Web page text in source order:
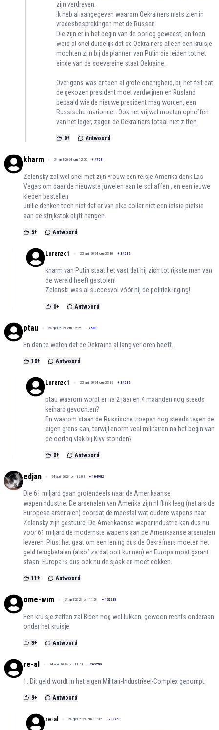
zijn verdreven.
Ik heb al aangegeven waarom Oekrainers niets zien in
vredesbesprekingen met de Russen.
Die zijn er in het begin van de oorlog geweest, en toen
werd al snel duidelijk dat de Oekrainers alleen een kruisje
mochten zijn bij de plannen van Putin die leiden tot het
einde van de soevereine staat Oekraine.
Overigens was er toen al grote onenigheid, bij het feit dat
de gekozen president moet verdwijnen en Rusland
bepaald wie de nieuwe president mag worden, een
Russische marioneet. Ook het vrijwel moeten opheffen
van het leger, zagen de Oekrainers totaal niet zitten.
0+ Antwoord
kharm 24 april 2024 om 12:56 + 4753
Zelensky zal wel snel met zijn vrouw een reisje Amerika denk Las
Vegas om daar de nieuwste juwelen aan te schaffen , en een ieuwe
kleden bestellen.
Jullie denken toch niet dat er van elke dollar niet een ietsie pietsie
aan de strijkstok blijft hangen.
5+ Antwoord
Lorenzo1 25 april 2024 om 23:10 + 34512
kharm van Putin staat het vast dat hij zich tot rijkste man van
de wereld heeft gestolen!
Zelenski was al succesvol vóór hij de politiek inging!
0+ Antwoord
ptau 24 april 2024 om 12:26 + 7680
En dan te weten dat de Oekraïne al lang verloren heeft.
10+ Antwoord
Lorenzo1 25 april 2024 om 23:12 + 34512
ptau waarom wordt er na 2 jaar en 4 maanden nog steeds
keihard gevochten?
En waarom staan de Russische troepen nog steeds tegen de
eigen grens aan, terwijl enorm veel militairen na het begin van
de oorlog vlak bij Kiyv stonden?
0+ Antwoord
edjan 24 april 2024 om 12:01 + 104982
Die 61 miljard gaan grotendeels naar de Amerikaanse
wapenindustrie. De arsenalen van Amerika zijn nl flink leeg (net als de
Europese arsenalen) doordat de meestal wat oudere wapens naar
Zelensky zijn gestuurd. De Amerikaanse wapenindustrie kan dus nu
voor 61 miljard de modernste wapens aan de Amerikaanse arsenalen
leveren. Plus: het gaat om een lening dus de Oekraïners moeten het
geld terugbetalen (alsof ze dat ooit kunnen) en Europa moet garant
staan. Europa is dus ook nu de sjaak en moet dokken.
11 + Antwoord
ome-wim 24 april 2024 om 11:54 + 132281
Een kruisje zetten zal Biden nog wel lukken, gewoon rechts onderaan
onder het kruisje.
3+ Antwoord
re-al 24 april 2024 om 11:31 + 209753
1. Dit geld wordt in het eigen Militair-Industrieel-Complex gepompt.
9+ Antwoord
re-al 24 april 2024 om 11:32 + 209753